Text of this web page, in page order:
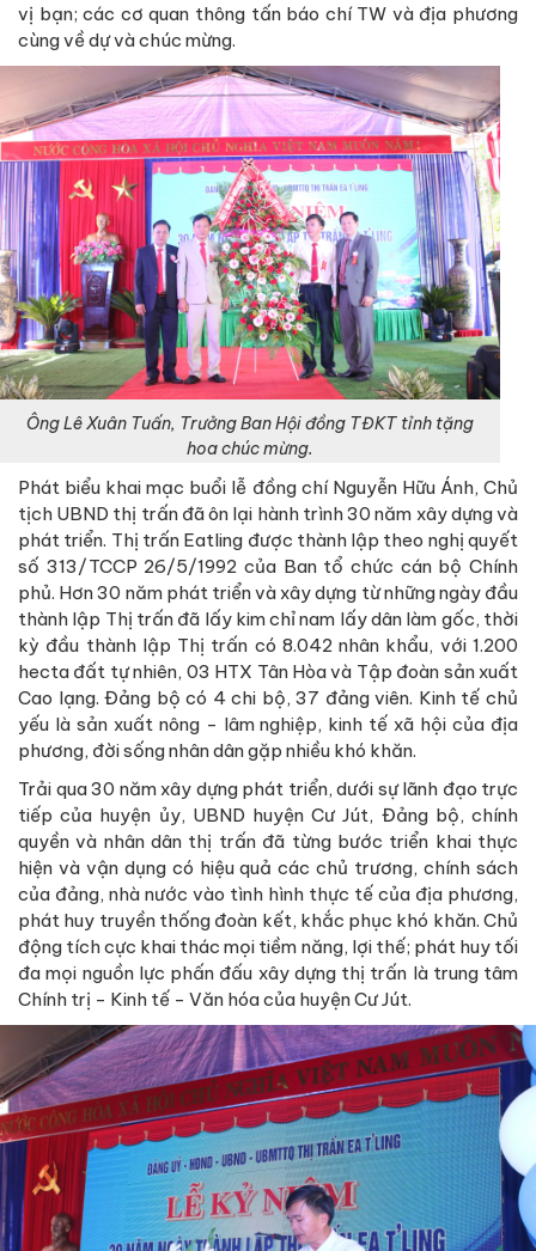
vị bạn; các cơ quan thông tấn báo chí TW và địa phương
cùng về dự và chúc mừng.
Ông Lê Xuân Tuấn, Trưởng Ban Hội đồng TĐKT tỉnh tặng
hoa chúc mừng.
Phát biểu khai mạc buổi lễ đồng chí Nguyễn Hữu Ánh, Chủ
tịch UBND thị trấn đã ôn lại hành trình 30 năm xây dựng và
phát triển. Thị trấn Eatling được thành lập theo nghị quyết
số 313/TCCP 26/5/1992 của Ban tổ chức cán bộ Chính
phủ. Hơn 30 năm phát triển và xây dựng từ những ngày đầu
thành lập Thị trấn đã lấy kim chỉ nam lấy dân làm gốc, thời
kỳ đầu thành lập Thị trấn có 8.042 nhân khẩu, với 1.200
hecta đất tự nhiên, 03 HTX Tân Hòa và Tập đoàn sản xuất
Cao lạng. Đảng bộ có 4 chi bộ, 37 đảng viên. Kinh tế chủ
yếu là sản xuất nông - lâm nghiệp, kinh tế xã hội của địa
phương, đời sống nhân dân gặp nhiều khó khăn.
Trải qua 30 năm xây dựng phát triển, dưới sự lãnh đạo trực
tiếp của huyện ủy, UBND huyện Cư Jút, Đảng bộ, chính
quyền và nhân dân thị trấn đã từng bước triển khai thực
hiện và vận dụng có hiệu quả các chủ trương, chính sách
của đảng, nhà nước vào tình hình thực tế của địa phương,
phát huy truyền thống đoàn kết, khắc phục khó khăn. Chủ
động tích cực khai thác mọi tiềm năng, lợi thế; phát huy tối
đa mọi nguồn lực phấn đấu xây dựng thị trấn là trung tâm
Chính trị - Kinh tế - Văn hóa của huyện Cư Jút.